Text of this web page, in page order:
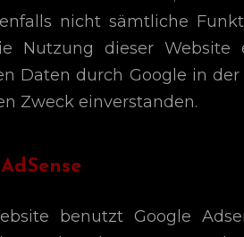
nicht sämtliche
Nutzung dieser
Daten durch Google in
Zweck einverstanden.
benutzt Google